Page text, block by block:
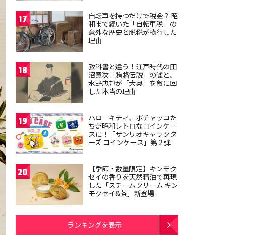
17
自転車を持つだけで税金？ 昭
和まで続いた「自転車税」の
意外な歴史と脱税が横行した
理由
18
教科書と違う！江戸時代の田
沼意次「賄賂伝説」の嘘と、
水野忠邦が「大奥」を敵に回
した本当の理由
19
ハローキティ、ポチャッコた
ちが昭和レトロなコインケー
スに！「サンリオキャラクタ
ーズ コインケース」第２弾
20
【季節・数量限定】キンモク
セイの香りを天然精油で再現
した「スチームクリーム キン
モクセイ&茶」新登場
ランキングを表示